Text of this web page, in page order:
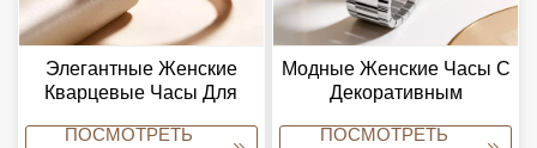
Элегантные Женские
Кварцевые Часы Для
Коллекций.
ПОСМОТРЕТЬ
Модные Женские Часы С
Декоративным
Кристаллов И Стильным
ПОСМОТРЕТЬ